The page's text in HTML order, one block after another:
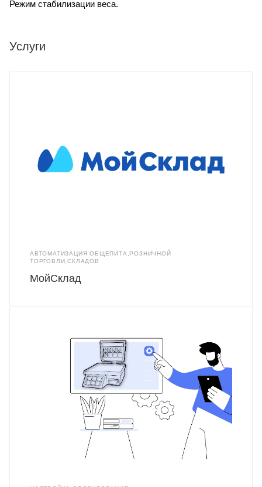
Режим стабилизации веса.
Услуги
АВТОМАТИЗАЦИЯ ОБЩЕПИТА,РОЗНИЧНОЙ
ТОРГОВЛИ,СКЛАДОВ
МойСклад